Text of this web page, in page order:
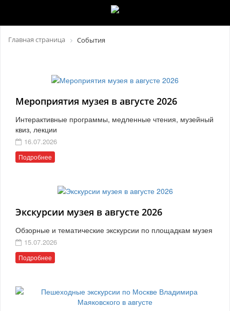
Главная страница События
Мероприятия музея в августе 2026
Интерактивные программы, медленные чтения, музейный
квиз, лекции
16.07.2026
Подробнее
Экскурсии музея в августе 2026
Обзорные и тематические экскурсии по площадкам музея
15.07.2026
Подробнее